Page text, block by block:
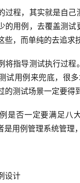
过程，其实就是自
的用例，去覆盖测
些，而单纯的去追求
将指导测试执行过
试用例来兜底，很
的测试场景一定要得
是否一定要满足八
用例管理系统管理
设计